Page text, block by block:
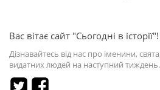
Вас вітає сайт "Сьогодні в історії"!
Дізнавайтесь від нас про іменини,
видатних людей на наступний тиждень.